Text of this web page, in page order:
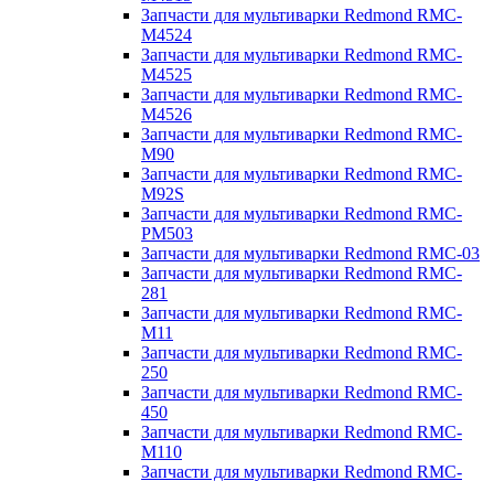
Запчасти для мультиварки Redmond RMC-
M4524
Запчасти для мультиварки Redmond RMC-
M4525
Запчасти для мультиварки Redmond RMC-
M4526
Запчасти для мультиварки Redmond RMC-
M90
Запчасти для мультиварки Redmond RMC-
M92S
Запчасти для мультиварки Redmond RMC-
PM503
Запчасти для мультиварки Redmond RMC-03
Запчасти для мультиварки Redmond RMC-
281
Запчасти для мультиварки Redmond RMC-
M11
Запчасти для мультиварки Redmond RMC-
250
Запчасти для мультиварки Redmond RMC-
450
Запчасти для мультиварки Redmond RMC-
M110
Запчасти для мультиварки Redmond RMC-